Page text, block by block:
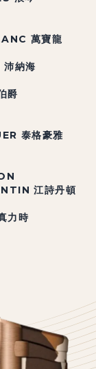
萬寶龍
納海
爵
泰格豪雅
江詩丹頓
力時